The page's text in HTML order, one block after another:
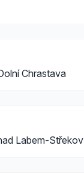
Chrastava
Labem-Střekov